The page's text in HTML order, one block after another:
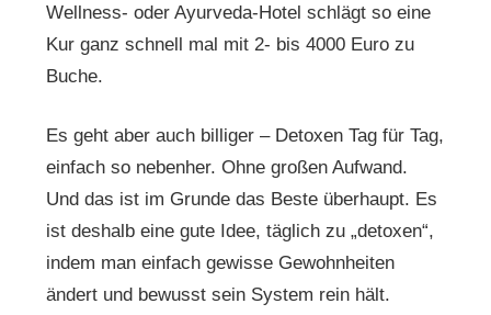
Wellness- oder Ayurveda-Hotel schlägt so eine
Kur ganz schnell mal mit 2- bis 4000 Euro zu
Buche.
Es geht aber auch billiger – Detoxen Tag für Tag,
einfach so nebenher. Ohne großen Aufwand.
Und das ist im Grunde das Beste überhaupt. Es
ist deshalb eine gute Idee, täglich zu „detoxen“,
indem man einfach gewisse Gewohnheiten
ändert und bewusst sein System rein hält.